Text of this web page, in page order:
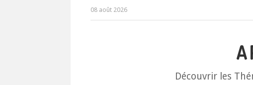
08 août 2026
Découvrir les